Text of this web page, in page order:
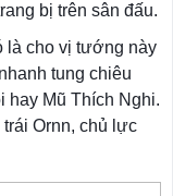
bị trên sân đấu.
là cho vị tướng này
tung chiêu
hay Mũ Thích Nghi.
Ornn, chủ lực